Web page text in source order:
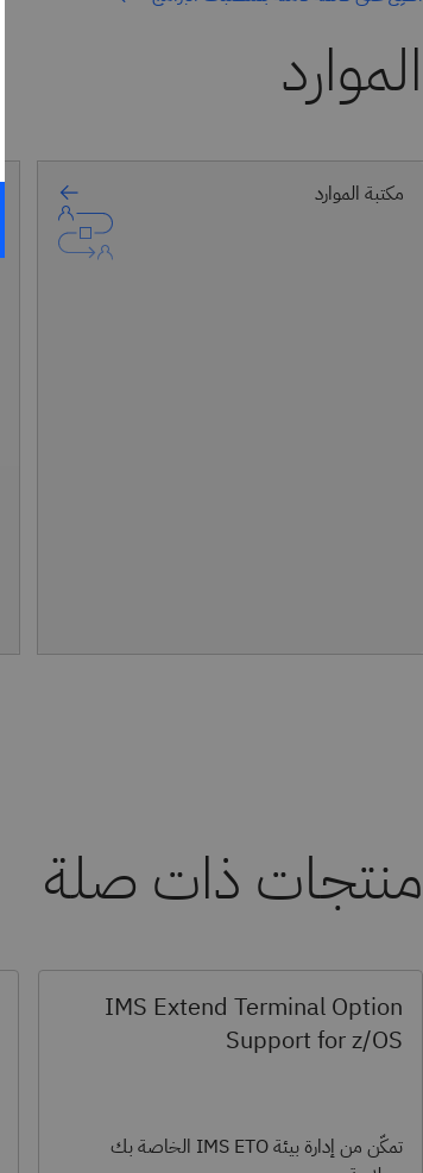
الموارد
مكتبة الموارد
منتجات ذات صلة
IMS Extend Terminal Option
Support for z/OS
تمكّن من إدارة بيئة IMS ETO الخاصة بك